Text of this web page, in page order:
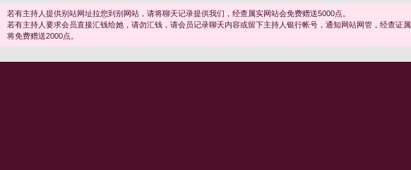
若有主持人提供别站网址拉您到别网站，请将聊天记录提供我们，经查属实网站会免费赠送5000点。
若有主持人要求会员直接汇钱给她，请勿汇钱，请会员记录聊天内容或留下主持人银行帐号，通知网站网管，经查证
将免费赠送2000点。